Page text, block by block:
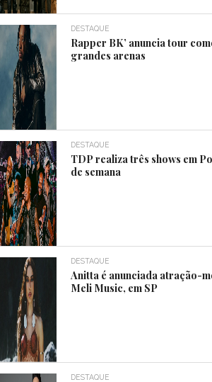
DESTAQUE
Rapper BK’ anuncia tour
grandes arenas
DESTAQUE
TDP realiza três shows em
de semana
DESTAQUE
Anitta é anunciada atração-
Meli Music, em SP
DESTAQUE